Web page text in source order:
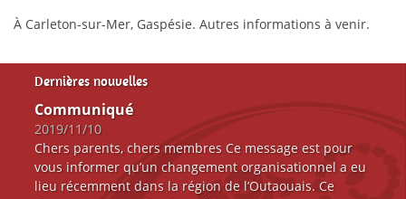
À Carleton-sur-Mer, Gaspésie. Autres informations à venir.
Dernières nouvelles
Communiqué
2019/11/10
Chers parents, chers membres Ce message est pour
vous informer qu’un changement organisationnel a eu
lieu récemment dans la région de l’Outaouais. Ce